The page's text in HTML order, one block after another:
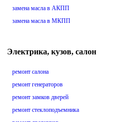
замена масла в АКПП
замена масла в МКПП
Электрика, кузов, салон
ремонт салона
ремонт генераторов
ремонт замков дверей
ремонт стеклоподъемника